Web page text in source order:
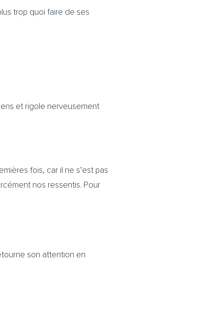
trop quoi faire de ses
et rigole nerveusement
fois, car il ne s’est pas
nos ressentis. Pour
son attention en